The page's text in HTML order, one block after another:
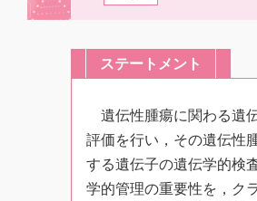
ステートメント
遺伝性腫瘍に関わる遺
評価を行い，その遺伝性
する遺伝子の遺伝学的検
学的管理の重要性を，ク